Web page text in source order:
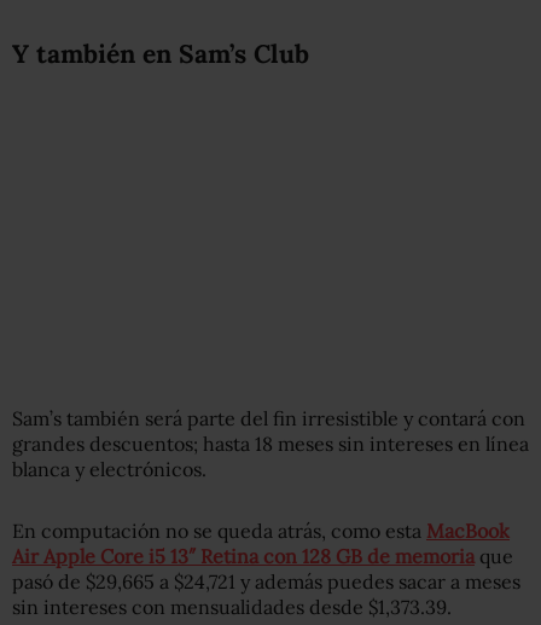
Y también en Sam’s Club
Sam’s también será parte del fin irresistible y contará con
grandes descuentos; hasta 18 meses sin intereses en línea
blanca y electrónicos.
En computación no se queda atrás, como esta MacBook
Air Apple Core i5 13″ Retina con 128 GB de memoria que
pasó de $29,665 a $24,721 y además puedes sacar a meses
sin intereses con mensualidades desde $1,373.39.